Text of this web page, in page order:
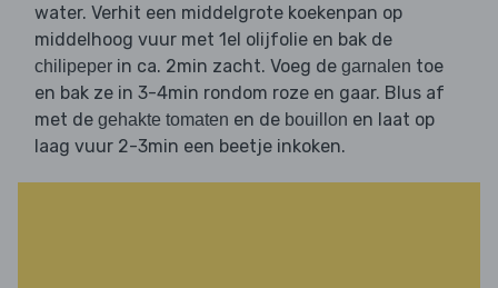
water. Verhit een middelgrote koekenpan op
middelhoog vuur met 1el olijfolie en bak de
chilipeper in ca. 2min zacht. Voeg de garnalen toe
en bak ze in 3-4min rondom roze en gaar. Blus af
met de gehakte tomaten en de bouillon en laat op
laag vuur 2-3min een beetje inkoken.